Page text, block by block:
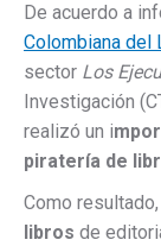
De acuerdo a
Colombiana del
sector Los
Investigación
realizó un i
piratería de
Como resultado,
libros de